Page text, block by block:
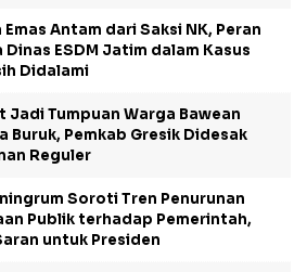
Antam dari Saksi NK, Peran
Dinas ESDM Jatim dalam Kasus
Didalami
Jadi Tumpuan Warga Bawean
Buruk, Pemkab Gresik Didesak
Reguler
Soroti Tren Penurunan
Publik terhadap Pemerintah,
untuk Presiden